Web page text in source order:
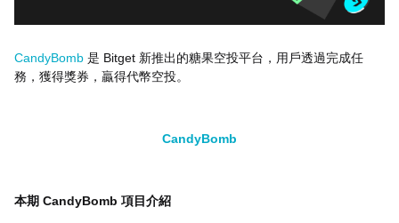
CandyBomb 是 Bitget 新推出的糖果空投平台，用戶透過完成任
務，獲得獎券，贏得代幣空投。
CandyBomb
本期 CandyBomb 項目介紹